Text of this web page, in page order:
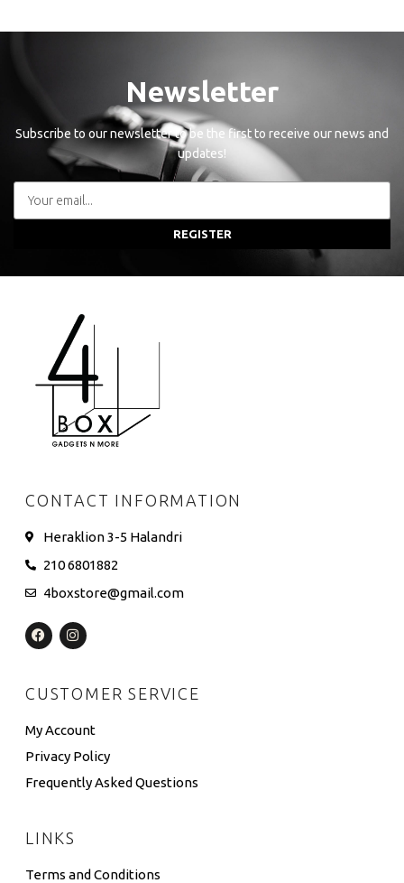
Newsletter
Subscribe to our newsletter to be the first to receive our news and
updates!
REGISTER
CONTACT INFORMATION
Heraklion 3-5 Halandri
210 6801882
4boxstore@gmail.com
CUSTOMER SERVICE
My Account
Privacy Policy
Frequently Asked Questions
LINKS
Terms and Conditions